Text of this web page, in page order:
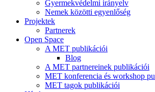
Gyermekvédelmi irányelv
Nemek közötti egyenlőség
Projektek
Partnerek
Open Space
A MET publikációi
Blog
A MET partnereinek publikációi
MET konferencia és workshop
MET tagok publikációi